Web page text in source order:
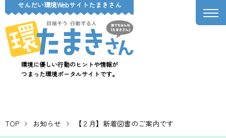
せんだい環境Webサイトたまきさん
環境に優しい行動のヒントや情報が
つまった環境ポータルサイトです。
TOP お知らせ 【２月】新着図書のご案内です